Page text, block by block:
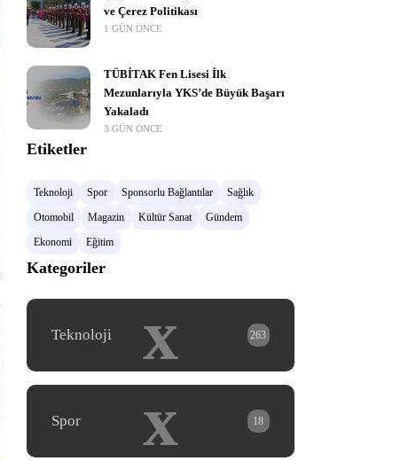
ve Çerez Politikası
1 GÜN ÖNCE
TÜBİTAK Fen Lisesi İlk
Mezunlarıyla YKS’de Büyük Başarı
Yakaladı
3 GÜN ÖNCE
Etiketler
Teknoloji Spor Sponsorlu Bağlantılar
Sağlık
Otomobil
Magazin Kültür Sanat
Gündem
Ekonomi
Eğitim
Kategoriler
x
Teknoloji 263
x
Spor 18